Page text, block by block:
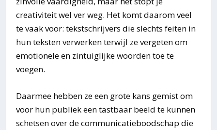
creativiteit wel ver weg. Het komt daarom veel
te vaak voor: tekstschrijvers die slechts feiten in
hun teksten verwerken terwijl ze vergeten om
emotionele en zintuiglijke woorden toe te
voegen.
Daarmee hebben ze een grote kans gemist om
voor hun publiek een tastbaar beeld te kunnen
schetsen over de communicatieboodschap die